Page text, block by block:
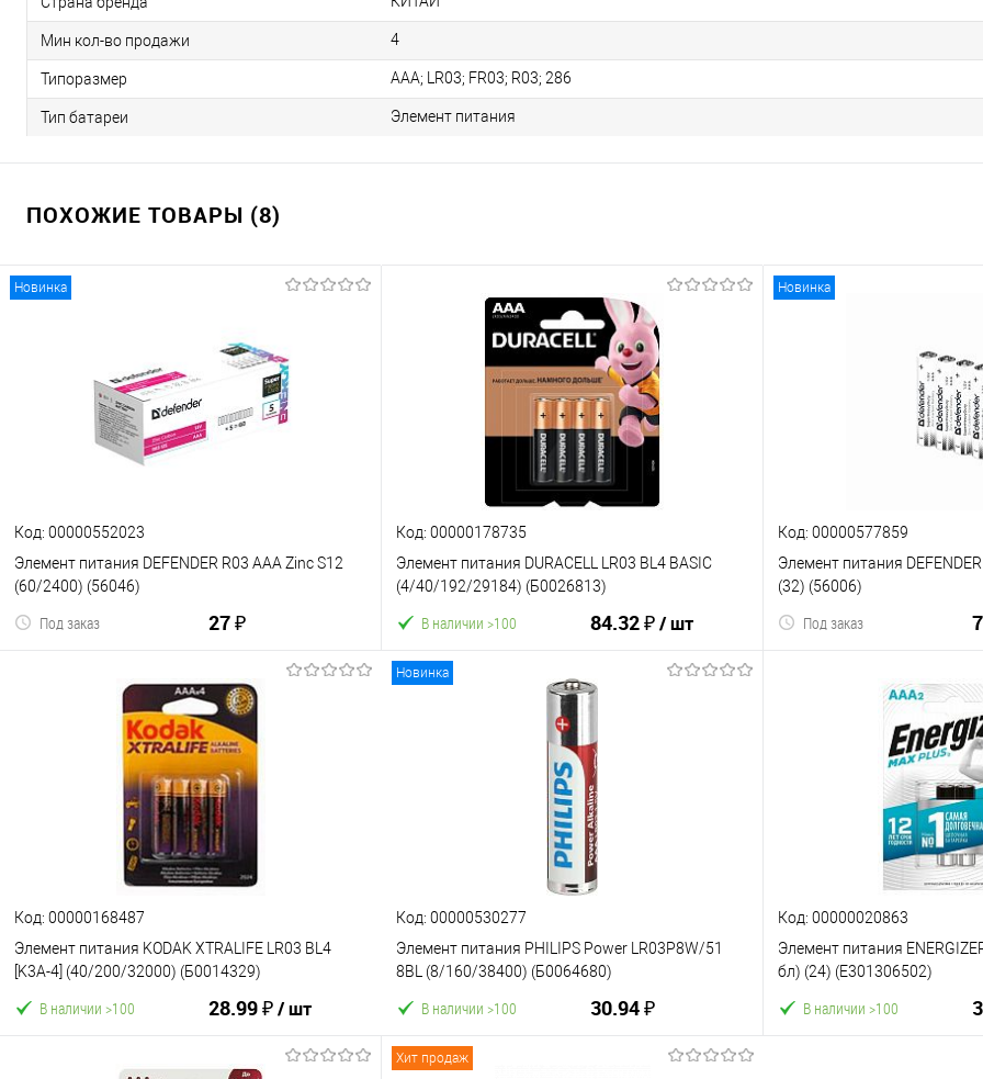
Мин кол-во продажи 4
Типоразмер AAA; LR03; FR03; R03; 286
Тип батареи Элемент питания
ПОХОЖИЕ ТОВАРЫ (8)
Новинка
Код: 00000552023
Элемент питания DEFENDER R03 ААА Zinc S12
(60/2400) (56046)
27 ₽
Под заказ
В корзину
Код: 00000178735
Элемент питания DURACELL LR03 BL4 BASIC
(4/40/192/29184) (Б0026813)
84.32 ₽/ шт
В наличии >100
В корзину
Новинка
Код: 00000577859
Элемент питания
(32) (56006)
Под заказ
В
Код: 00000168487
Элемент питания KODAK XTRALIFE LR03 BL4
[K3A-4] (40/200/32000) (Б0014329)
28.99 ₽/ шт
В наличии >100
Новинка
Код: 00000530277
Элемент питания PHILIPS Power LR03P8W/51
8BL (8/160/38400) (Б0064680)
30.94 ₽
В наличии >100
Код: 00000020863
Элемент питания
бл) (24) (E301306502)
В наличии >100
Хит продаж